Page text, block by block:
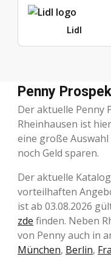
Lidl
Penny
Der aktuelle Penny
Rheinhausen ist
eine große
noch Geld sparen.
Der aktuelle
vorteilhaften
ist ab 03.08.2026
zde finden. Neben
von Penny auch in
München, Berlin,